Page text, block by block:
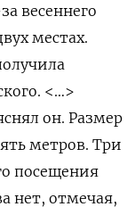
весеннего
местах.
<…>
он. Размер
метров. Три
посещения
нет, отмечая,